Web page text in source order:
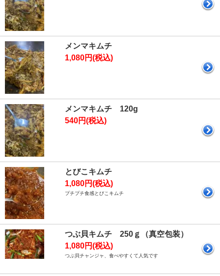
メンマキムチ
1,080円(税込)
メンマキムチ 120g
540円(税込)
とびこキムチ
1,080円(税込)
プチプチ食感とびこキムチ
つぶ貝キムチ 250ｇ（真空包装）
1,080円(税込)
つぶ貝チャンジャ、食べやすくて人気です